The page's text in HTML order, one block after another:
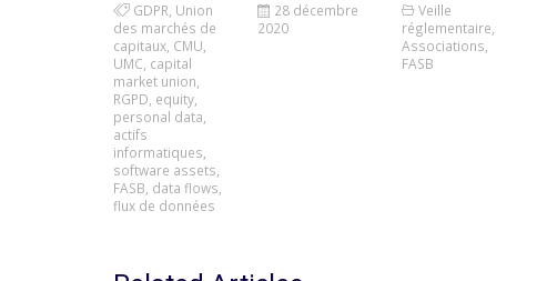
GDPR Union
des marchés de
capitaux CMU
UMC capital
market union
RGPD equity
personal data
actifs
informatiques
software assets
FASB data flows
flux de données
28 décembre
2020
Veille
réglementaire
Associations
FASB